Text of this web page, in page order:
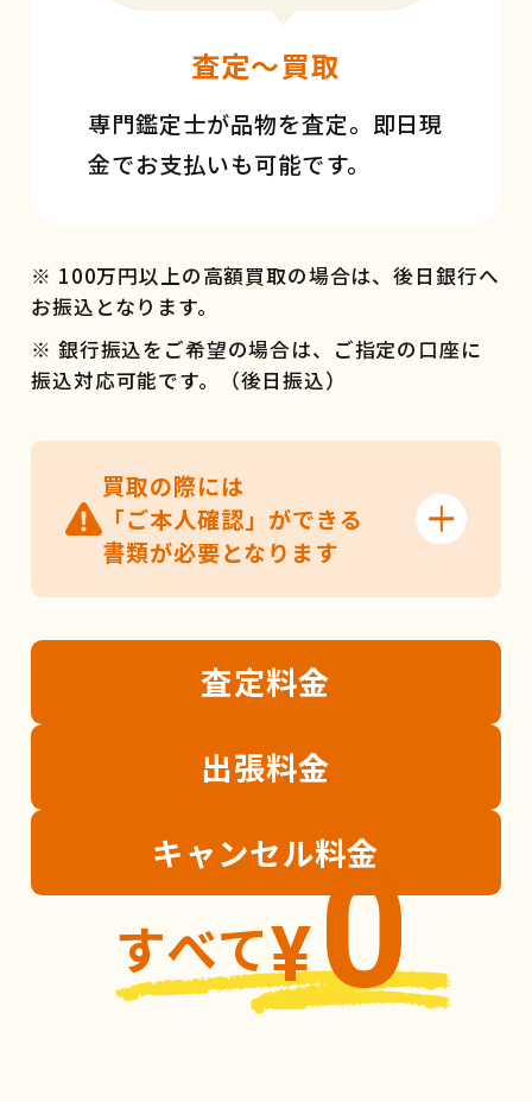
査定〜買取
専門鑑定士が品物を査定。即日現
金でお支払いも可能です。
※ 100万円以上の高額買取の場合は、後日銀行へ
お振込となります。
※ 銀行振込をご希望の場合は、ご指定の口座に
振込対応可能です。（後日振込）
買取の際には
「ご本人確認」ができる
書類が必要となります
査定料金
出張料金
キャンセル料金
すべて¥0